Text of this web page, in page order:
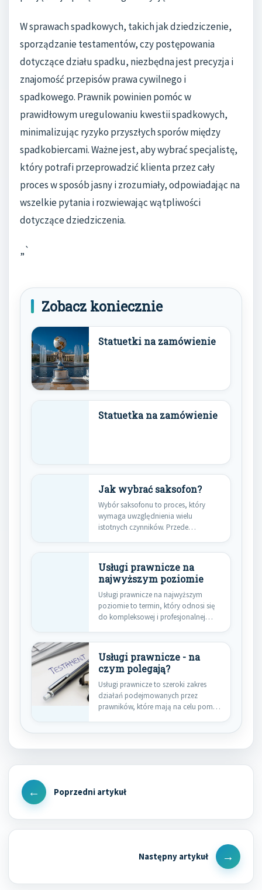
W sprawach spadkowych, takich jak dziedziczenie,
sporządzanie testamentów, czy postępowania
dotyczące działu spadku, niezbędna jest precyzja i
znajomość przepisów prawa cywilnego i
spadkowego. Prawnik powinien pomóc w
prawidłowym uregulowaniu kwestii spadkowych,
minimalizując ryzyko przyszłych sporów między
spadkobiercami. Ważne jest, aby wybrać specjalistę,
który potrafi przeprowadzić klienta przez cały
proces w sposób jasny i zrozumiały, odpowiadając na
wszelkie pytania i rozwiewając wątpliwości
dotyczące dziedziczenia.
„`
Zobacz koniecznie
Statuetki na zamówienie
Statuetka na zamówienie
Jak wybrać saksofon?
Wybór saksofonu to proces, który
wymaga uwzględnienia wielu
istotnych czynników. Przede
Usługi prawnicze na
najwyższym poziomie
Usługi prawnicze na najwyższym
poziomie to termin, który odnosi się
do kompleksowej i profesjonalnej
Usługi prawnicze - na
czym polegają?
Usługi prawnicze to szeroki zakres
działań podejmowanych przez
prawników, które mają na celu pomoc
Nawigacja
wpisu
Previous
Next
Post